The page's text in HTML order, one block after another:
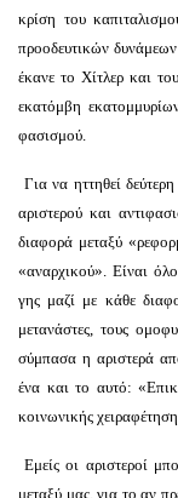
κρίση του
προοδευτικών
έκανε το Χίτλερ και
εκατόμβη
φασισμού.
Για να ηττηθεί
αριστερού και
διαφορά μεταξύ
«αναρχικού». Είναι
γης μαζί με κάθε
μετανάστες, τους
σύμπασα η αριστερά
ένα και το αυτό:
κοινωνικής
Εμείς οι αριστεροί
μεταξύ μας, για το αν